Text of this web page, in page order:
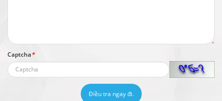
Captcha*
Điều tra ngay đi.